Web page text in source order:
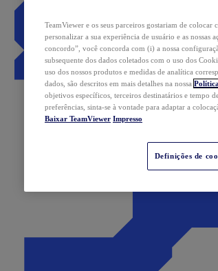
TeamViewer e os seus parceiros gostariam de
personalizar a sua experiência de usuário e as
concordo”, você concorda com (i) a nossa
subsequente dos dados coletados com o uso dos
uso dos nossos produtos e medidas de analítica
dados, são descritos em mais detalhes na nossa
objetivos específicos, terceiros destinatários e tempo
preferências, sinta-se à vontade para adaptar a
Baixar TeamViewer Impresso
Definições de